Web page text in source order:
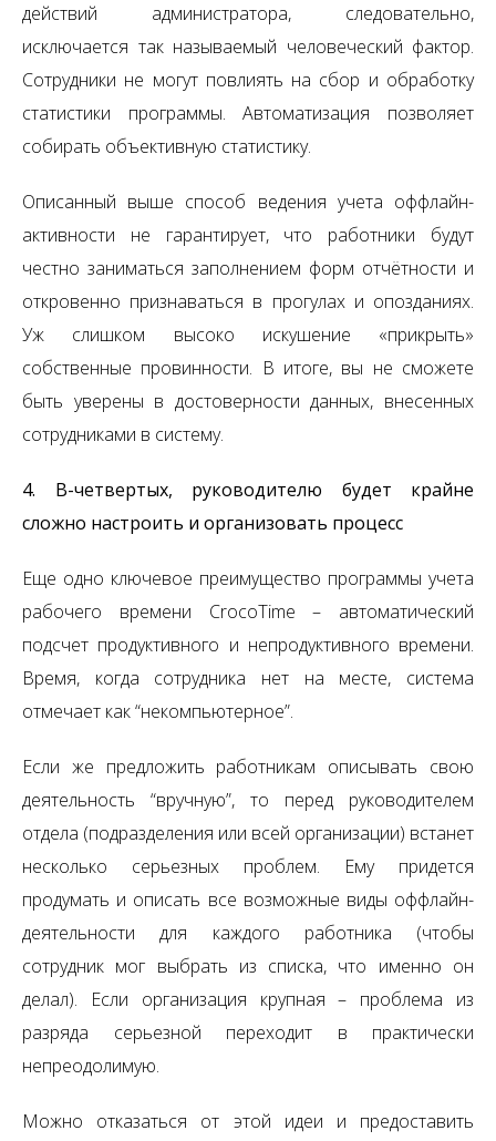
действий администратора, следовательно,
исключается так называемый человеческий фактор.
Сотрудники не могут повлиять на сбор и обработку
статистики программы. Автоматизация позволяет
собирать объективную статистику.
Описанный выше способ ведения учета оффлайн-
активности не гарантирует, что работники будут
честно заниматься заполнением форм отчётности и
откровенно признаваться в прогулах и опозданиях.
Уж слишком высоко искушение «прикрыть»
собственные провинности. В итоге, вы не сможете
быть уверены в достоверности данных, внесенных
сотрудниками в систему.
4. В-четвертых, руководителю будет крайне
сложно настроить и организовать процесс
Еще одно ключевое преимущество программы учета
рабочего времени CrocoTime – автоматический
подсчет продуктивного и непродуктивного времени.
Время, когда сотрудника нет на месте, система
отмечает как “некомпьютерное”.
Если же предложить работникам описывать свою
деятельность “вручную”, то перед руководителем
отдела (подразделения или всей организации) встанет
несколько серьезных проблем. Ему придется
продумать и описать все возможные виды оффлайн-
деятельности для каждого работника (чтобы
сотрудник мог выбрать из списка, что именно он
делал). Если организация крупная – проблема из
разряда серьезной переходит в практически
непреодолимую.
Можно отказаться от этой идеи и предоставить